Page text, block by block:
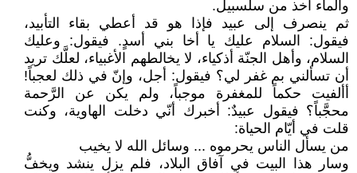
والماء أخذ من سلسبيل.
ثم ينصرف إلى عبيد فإذا هو قد أعطي بقاء التأبيد،
فيقول: السلام عليك يا أخا بني أسدٍ. فيقول: وعليك
السلام، وأهل الجنّة أذكياء، لا يخالطهم الأغبياء، لعلَّك تريد
أن تسألني بم غفر لي؟ فيقول: أجل، وإنّ في ذلك لعجباً!
أألفيت حكماً للمغفرة موجباً، ولم يكن عن الرَّحمة
محجَّباً؟ فيقول عبيدٌ: أخبرك أنّي دخلت الهاوية، وكنت
قلت في أيّام الحياة:
من يسأل الناس يحرموه ... وسائل الله لا يخيب
وسار هذا البيت في آفاق البلاد، فلم يزل ينشد ويخفُّ